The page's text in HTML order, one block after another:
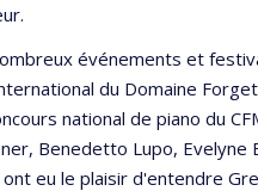
événements et
du Domaine
national de piano du
Benedetto Lupo, Evelyne
ont eu le plaisir d'entendre